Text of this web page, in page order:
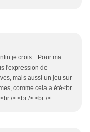
je crois... Pour ma
l'expression de
mais aussi un jeu sur
comme cela a été<br
/> <br /> <br />